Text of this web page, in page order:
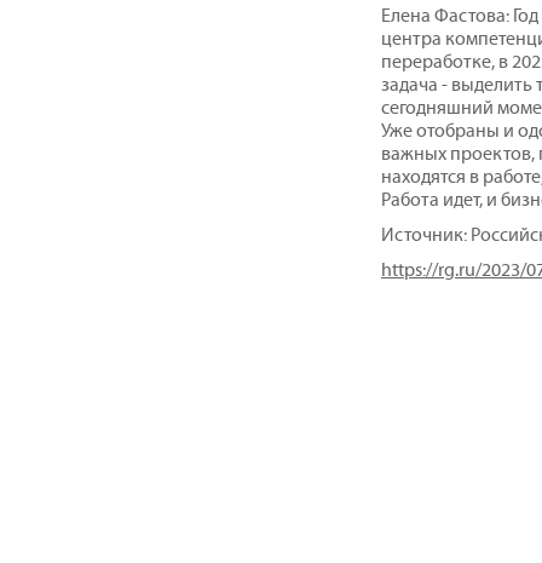
Елена Фастова:
центра
переработке, в
задача -
сегодняшний
Уже отобраны и
важных проектов,
находятся в
Работа идет, и
Источник:
https://rg.ru/2023/